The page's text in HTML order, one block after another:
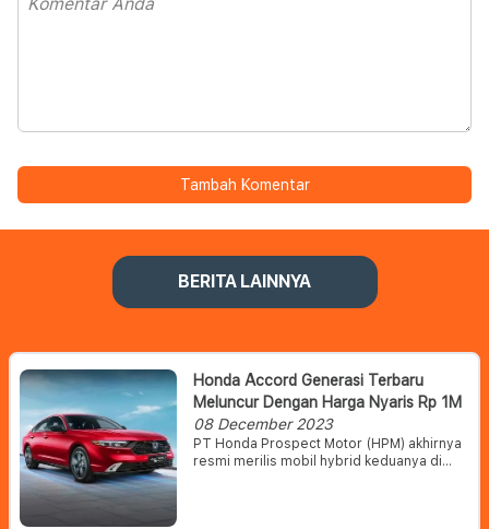
Tambah Komentar
BERITA LAINNYA
Honda Accord Generasi Terbaru
Meluncur Dengan Harga Nyaris Rp 1M
08 December 2023
PT Honda Prospect Motor (HPM) akhirnya
resmi merilis mobil hybrid keduanya di